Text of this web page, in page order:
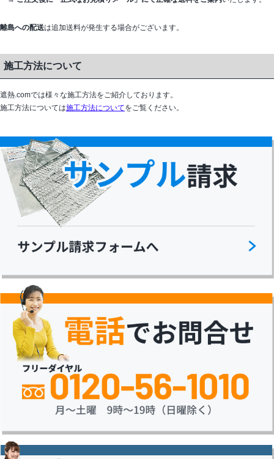
離島への配送は追加送料が発生する場合がございます。
施工方法について
遮熱.comでは様々な施工方法をご紹介しております。
施工方法については施工方法についてをご覧ください。